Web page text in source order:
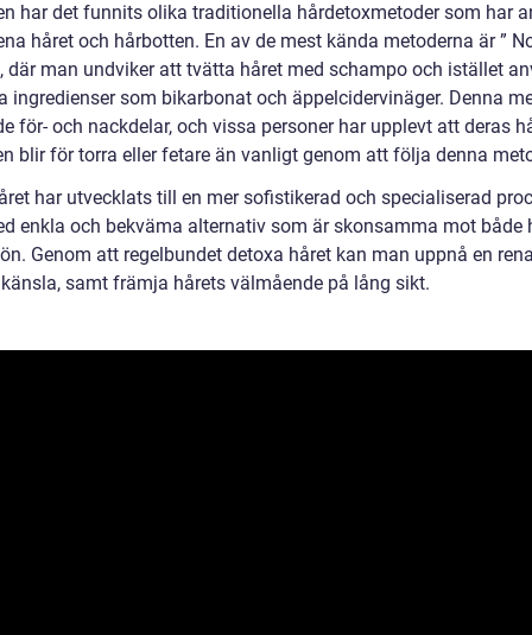
har det funnits olika traditionella hårdetoxmetoder som har
håret och hårbotten. En av de mest kända metoderna är ”
där man undviker att tvätta håret med schampo och istället
ingredienser som bikarbonat och äppelcidervinäger. Denna
för- och nackdelar, och vissa personer har upplevt att deras
blir för torra eller fetare än vanligt genom att följa denna
har utvecklats till en mer sofistikerad och specialiserad
enkla och bekväma alternativ som är skonsamma mot både
Genom att regelbundet detoxa håret kan man uppnå en
samt främja hårets välmående på lång sikt.